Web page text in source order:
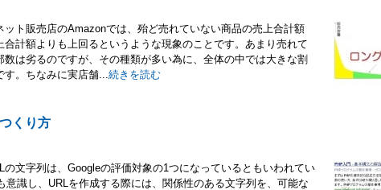
ット販売店のAmazonでは、殆ど売れていない商品の売上合計額
計額よりも上回るというような現象のことです。あまり売れて
は劣るのですが、その種類が多い為に、全体の中では大きな割
す。ちなみに実店舗...続きを読む
くり方
の文字列は、Googleの評価対象の1つになっているともいわれてい
意識し、URLを作成する際には、関係性のある文字列を、可能な